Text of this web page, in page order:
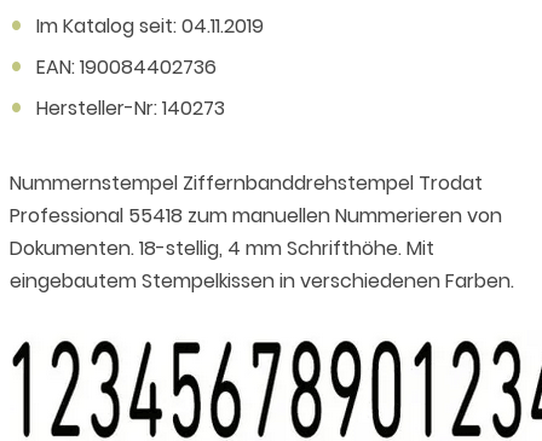
Im Katalog seit: 04.11.2019
EAN: 190084402736
Hersteller-Nr: 140273
Nummernstempel Ziffernbanddrehstempel Trodat
Professional 55418 zum manuellen Nummerieren von
Dokumenten. 18-stellig, 4 mm Schrifthöhe. Mit
eingebautem Stempelkissen in verschiedenen Farben.